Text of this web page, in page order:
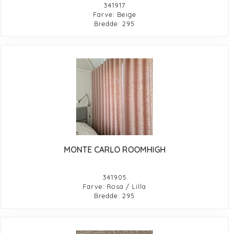
341917
Farve: Beige
Bredde: 295
MONTE CARLO ROOMHIGH
341905
Farve: Rosa / Lilla
Bredde: 295